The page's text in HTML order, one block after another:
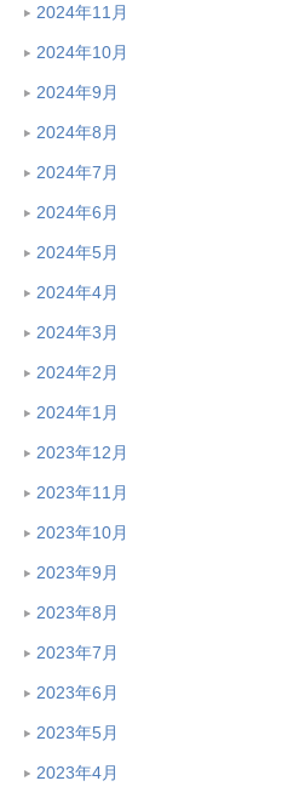
2024年11月
2024年10月
2024年9月
2024年8月
2024年7月
2024年6月
2024年5月
2024年4月
2024年3月
2024年2月
2024年1月
2023年12月
2023年11月
2023年10月
2023年9月
2023年8月
2023年7月
2023年6月
2023年5月
2023年4月